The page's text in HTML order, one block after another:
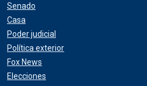
Senado
Casa
Poder judicial
Política exterior
Fox News
Elecciones